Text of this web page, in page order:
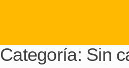
Categoría: Sin